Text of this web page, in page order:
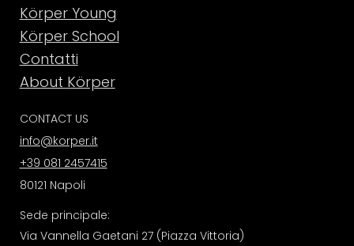
Körper Young
Körper School
Contatti
About Körper
CONTACT US
info@korper.it
+39 081 2457415
Sede principale:
Via Vannella Gaetani 27 (Piazza Vittoria)
80121 Napoli